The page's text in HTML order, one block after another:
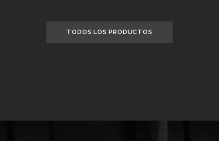
TODOS LOS PRODUCTOS